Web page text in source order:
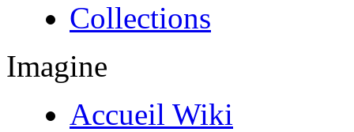
Collections
Imagine
Accueil Wiki